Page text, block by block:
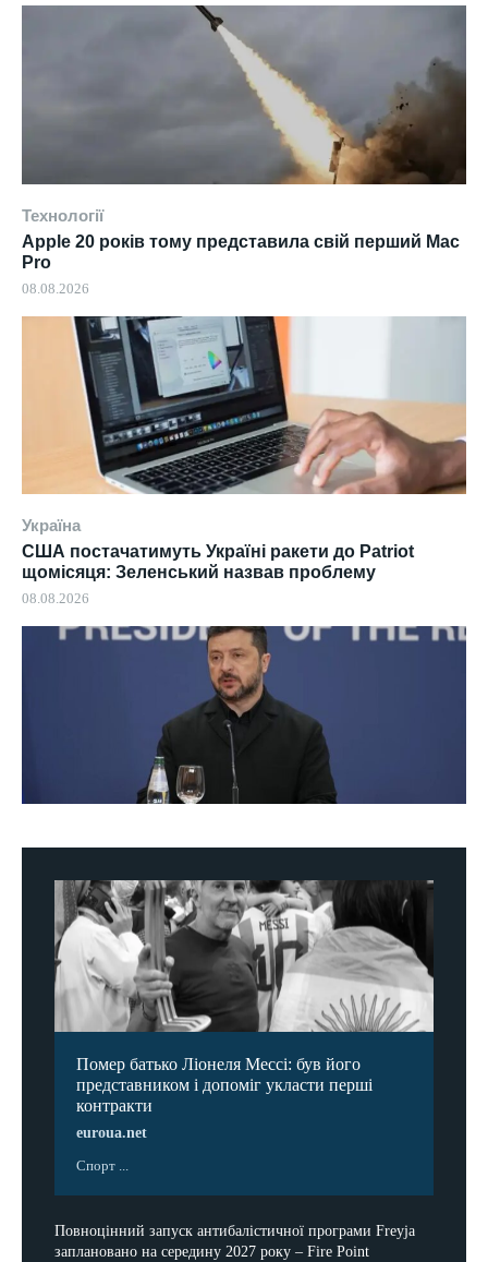
Технології
Apple 20 років тому представила свій перший Mac
Pro
08.08.2026
Україна
США постачатимуть Україні ракети до Patriot
щомісяця: Зеленський назвав проблему
08.08.2026
Помер батько Ліонеля Мессі: був його
представником і допоміг укласти перші
контракти
euroua.net
Спорт ...
Повноцінний запуск антибалістичної програми Freyja
заплановано на середину 2027 року – Fire Point